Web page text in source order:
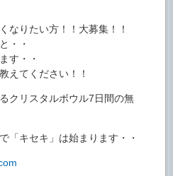
なりたい方！！大募集！！
・・
す・・
えてください！！
クリスタルボウル7日間の無
「キセキ」は始まります・・